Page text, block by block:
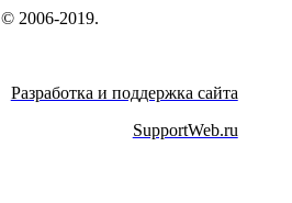
2006-2019.
Разработка и поддержка сайта
SupportWeb.ru